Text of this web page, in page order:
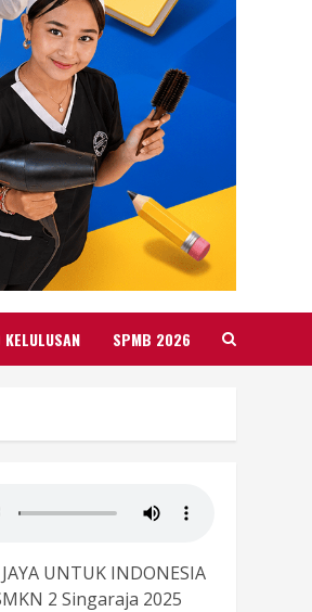
KELULUSAN SPMB 2026
UNTUK INDONESIA
2 Singaraja 2025